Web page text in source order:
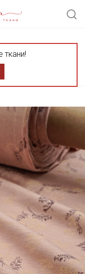
ткани!